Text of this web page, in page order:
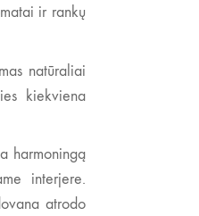
ir rankų
natūraliai
kiekviena
harmoningą
interjere.
atrodo